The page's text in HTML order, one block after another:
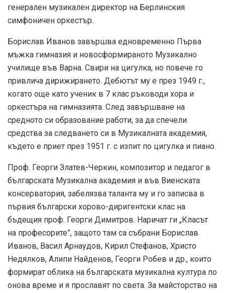
генерален музикален директор на Берлинския
симфоничен оркестър.
Борислав Иванов завършва едновременно Първа
мъжка гимназия и новосформираното Музикално
училище във Варна. Свири на цигулка, но повече го
привлича дирижирането. Дебютът му е през 1949 г.,
когато още като ученик в 7 клас ръководи хора и
оркестъра на гимназията. След завършване на
средното си образование работи, за да спечели
средства за следването си в Музикалната академия,
където е приет през 1951 г. с изпит по цигулка и пиано.
Проф. Георги Златев-Черкин, композитор и педагог в
българската Музикална академия и във Виенската
консерватория, забелязва таланта му и го записва в
първия български хорово-диригентски клас на
бъдещия проф. Георги Димитров. Наричат ги „Класът
на професорите”, защото там са събрани Борислав
Иванов, Васил Арнаудов, Кирил Стефанов, Христо
Недялков, Алипи Найденов, Георги Робев и др., които
формират облика на българската музикална култура по
онова време и я прославят по света. За майсторство на